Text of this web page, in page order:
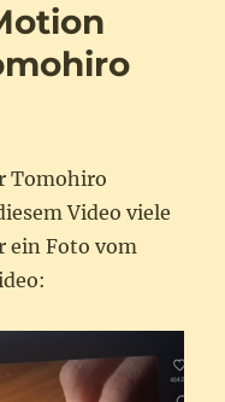
Tomohiro
Video viele
ein Foto vom